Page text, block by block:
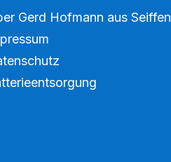
Gerd Hofmann aus Seiffen